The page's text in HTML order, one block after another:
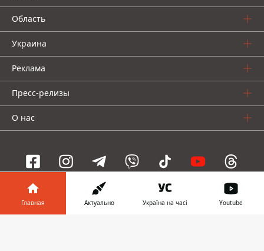
Область
Украина
Реклама
Пресс-релизы
О нас
Информатор проекты
Главная Актуально Україна на часі Youtube